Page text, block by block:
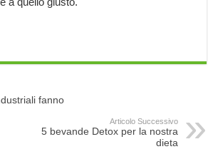
fanno
Articolo Successivo
5 bevande Detox per la nostra
dieta